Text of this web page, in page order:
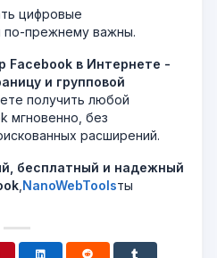
цифровые
по-прежнему важны.
Facebook в Интернете -
и групповой
получить любой
мгновенно, без
расширений.
бесплатный и надежный
NanoWebToolsты